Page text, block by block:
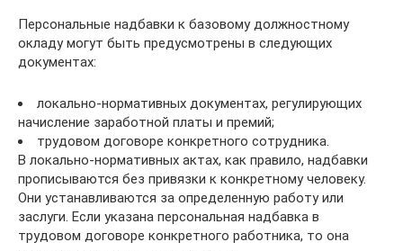
Персональные надбавки к базовому должностному
окладу могут быть предусмотрены в следующих
документах:
локально-нормативных документах, регулирующих
начисление заработной платы и премий;
трудовом договоре конкретного сотрудника.
В локально-нормативных актах, как правило, надбавки
прописываются без привязки к конкретному человеку.
Они устанавливаются за определенную работу или
заслуги. Если указана персональная надбавка в
трудовом договоре конкретного работника, то она